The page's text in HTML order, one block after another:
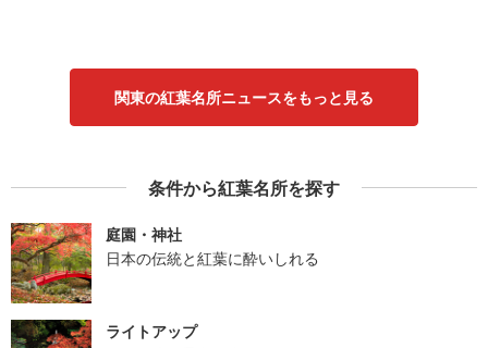
関東の紅葉名所ニュースをもっと見る
条件から紅葉名所を探す
庭園・神社
日本の伝統と紅葉に酔いしれる
ライトアップ